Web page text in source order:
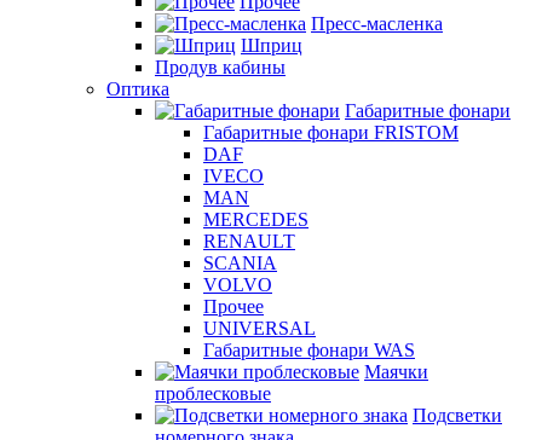
Пресс-масленка
Шприц
Продув кабины
Оптика
Габаритные фонари
Габаритные фонари FRISTOM
DAF
IVECO
MAN
MERCEDES
RENAULT
SCANIA
VOLVO
Прочее
UNIVERSAL
Габаритные фонари WAS
Маячки
проблесковые
Подсветки